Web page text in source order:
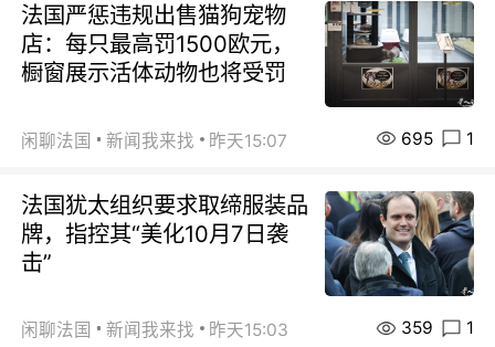
法国严惩违规出售猫狗宠物
店：每只最高罚1500欧元，
橱窗展示活体动物也将受罚
闲聊法国 新闻我来找 昨天15:07 695 1
法国犹太组织要求取缔服装品
牌，指控其“美化10月7日袭
击”
闲聊法国 新闻我来找 昨天15:03 359 1